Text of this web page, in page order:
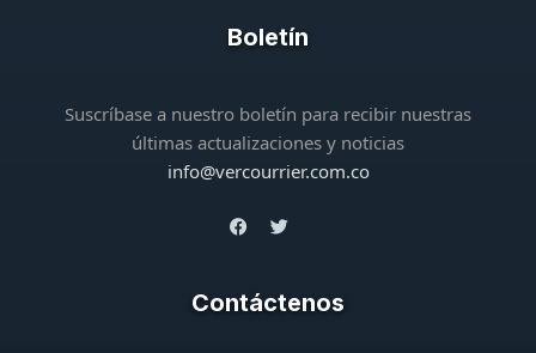
Boletín
Suscríbase a nuestro boletín para recibir nuestras
últimas actualizaciones y noticias
info@vercourrier.com.co
Contáctenos